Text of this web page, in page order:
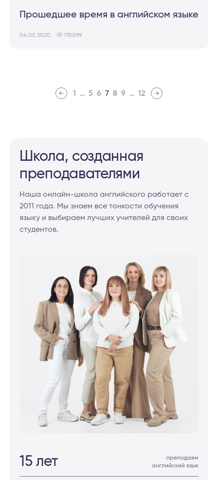
Прошедшее время в английском языке
04.05.2020 715099
1 … 5 6 7 8 9 … 12
Школа, созданная
преподава­те­ля­ми
Наша онлайн-школа английского работает с
2011 года. Мы знаем все тонкости обучения
языку и выбираем лучших учителей для своих
студентов.
15 лет
преподаем
английский язык